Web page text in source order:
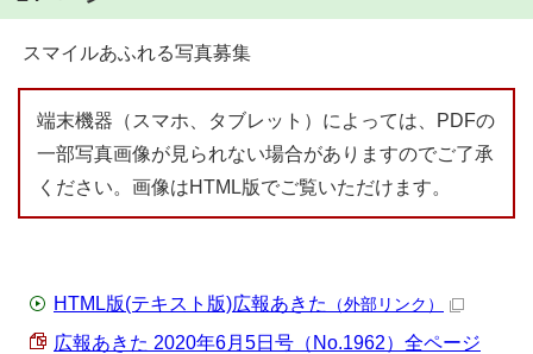
スマイルあふれる写真募集
端末機器（スマホ、タブレット）によっては、PDFの
一部写真画像が見られない場合がありますのでご了承
ください。画像はHTML版でご覧いただけます。
HTML版(テキスト版)広報あきた （外部リンク）
広報あきた 2020年6月5日号（No.1962）全ページ